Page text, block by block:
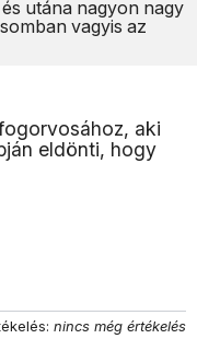
utána nagyon nagy
vagyis az
aki
eldönti, hogy
nincs még értékelés